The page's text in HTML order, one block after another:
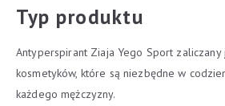
Typ produktu
Antyperspirant Ziaja Yego Sport
kosmetyków, które są niezbędne w
każdego mężczyzny.